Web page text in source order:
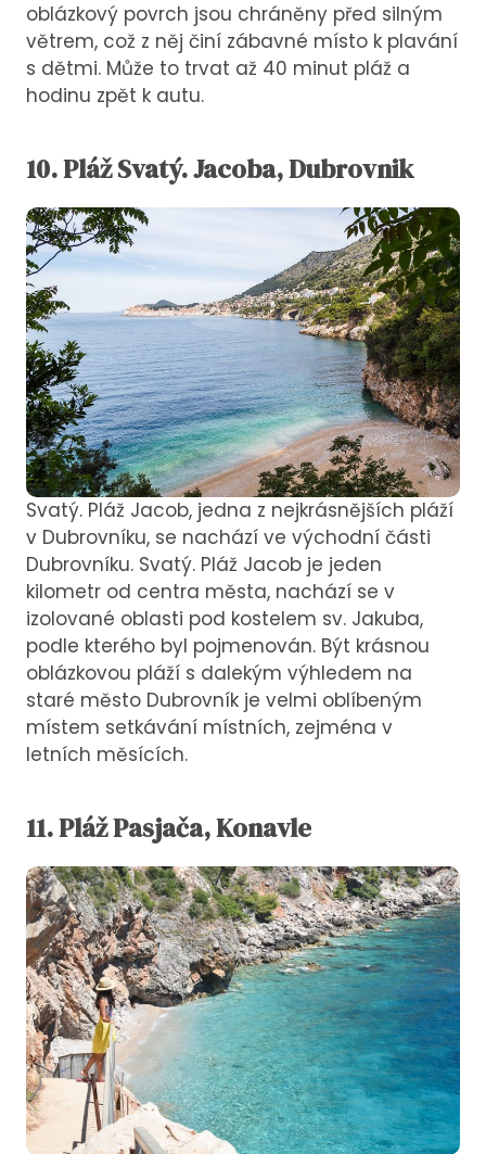
oblázkový povrch jsou chráněny před silným
větrem, což z něj činí zábavné místo k plavání
s dětmi. Může to trvat až 40 minut pláž a
hodinu zpět k autu.
10.PlážSvatý. Jacoba, Dubrovnik
Svatý. Pláž Jacob, jedna z nejkrásnějších pláží
v Dubrovníku, se nachází ve východní části
Dubrovníku. Svatý. Pláž Jacob je jeden
kilometr od centra města, nachází se v
izolované oblasti pod kostelem sv. Jakuba,
podle kterého byl pojmenován. Být krásnou
oblázkovou pláží s dalekým výhledem na
staré město Dubrovník je velmi oblíbeným
místem setkávání místních, zejména v
letních měsících.
11.PlážPasjača, Konavle